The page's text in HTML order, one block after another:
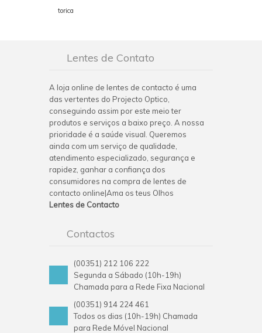
torica
Lentes de Contato
A loja online de lentes de contacto é uma
das vertentes do Projecto Optico,
conseguindo assim por este meio ter
produtos e serviços a baixo preço. A nossa
prioridade é a saúde visual. Queremos
ainda com um serviço de qualidade,
atendimento especializado, segurança e
rapidez, ganhar a confiança dos
consumidores na compra de lentes de
contacto online|Ama os teus Olhos
Lentes de Contacto
Contactos
(00351) 212 106 222
Segunda a Sábado (10h-19h)
Chamada para a Rede Fixa Nacional
(00351) 914 224 461
Todos os dias (10h-19h) Chamada
para Rede Móvel Nacional